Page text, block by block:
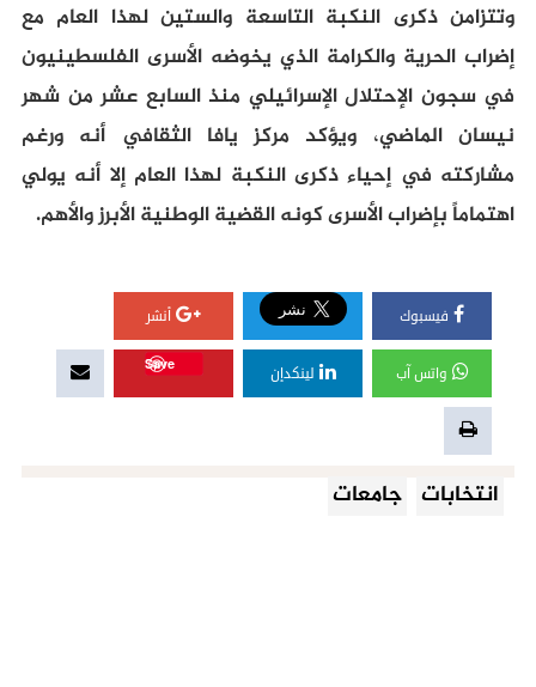
وتتزامن ذكرى النكبة التاسعة والستين لهذا العام مع
إضراب الحرية والكرامة الذي يخوضه الأسرى الفلسطينيون
في سجون الإحتلال الإسرائيلي منذ السابع عشر من شهر
نيسان الماضي، ويؤكد مركز يافا الثقافي أنه ورغم
مشاركته في إحياء ذكرى النكبة لهذا العام إلا أنه يولي
اهتماماً بإضراب الأسرى كونه القضية الوطنية الأبرز والأهم.
فيسبوك أنشر
واتس آب لينكدإن
Save
انتخابات جامعات